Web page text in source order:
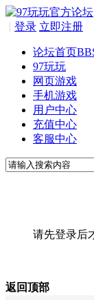
登录
| 立即注册
论坛首页
97玩玩
网页游戏
手机游戏
用户中心
充值中心
客服中心
请先登录后
返回顶部